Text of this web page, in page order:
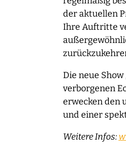
der aktuellen
Ihre Auftritte
Die neue
verborgenen
erwecken den
und einer
Weitere Infos: